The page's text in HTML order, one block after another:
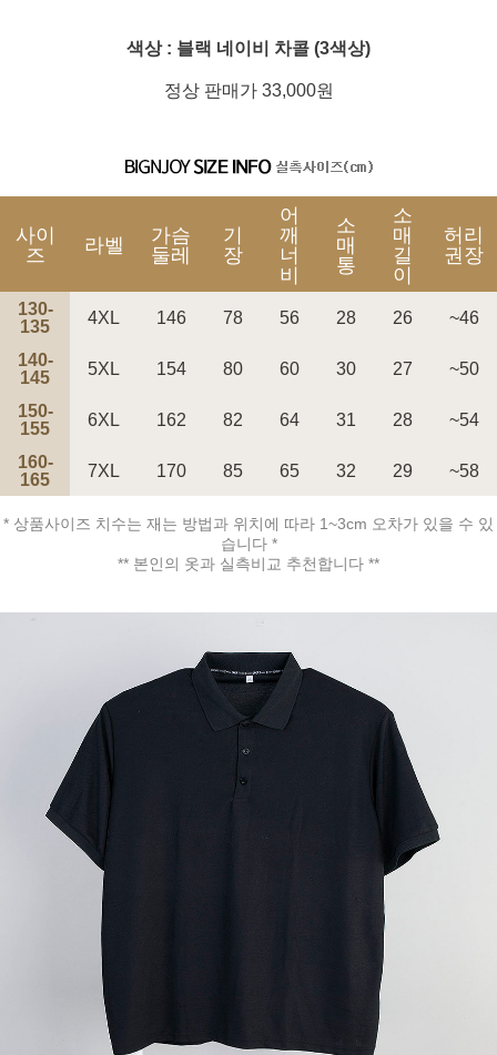
색상 : 블랙 네이비 차콜 (3색상)
정상 판매가 33,000원
사이
즈
라벨
가슴
둘레
기
장
어
깨
너
비
소
매
통
소
매
길
이
허리
권장
130-
135
4XL 146 78 56 28 26 ~46
140-
145
5XL 154 80 60 30 27 ~50
150-
155
6XL 162 82 64 31 28 ~54
160-
165
7XL 170 85 65 32 29 ~58
* 상품사이즈 치수는 재는 방법과 위치에 따라 1~3cm 오차가 있을 수 있
습니다 *
** 본인의 옷과 실측비교 추천합니다 **